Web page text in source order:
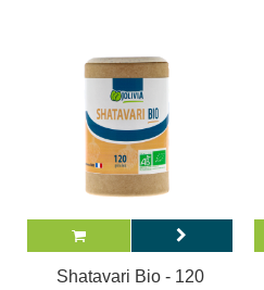
Shatavari Bio - 120